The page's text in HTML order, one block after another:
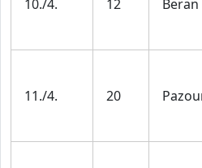
10./4. 12
11./4. 20